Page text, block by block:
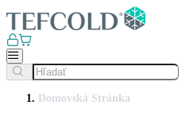
Domovská Stránka